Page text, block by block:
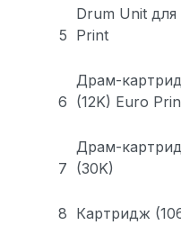
5
Drum Unit
Print
6
Драм-
(12K) Euro
7
Драм-
(30K)
8 Картридж